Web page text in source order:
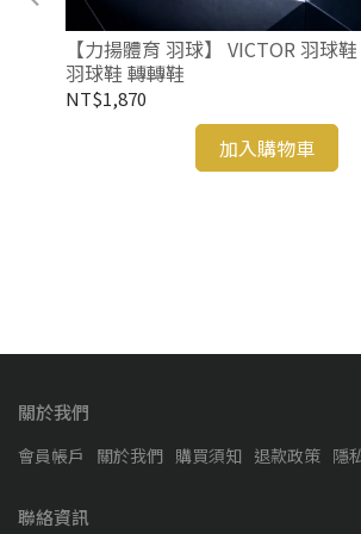
【力揚體育 羽球】 VICTOR 羽球
羽球鞋 轉轉鞋
NT$1,870
加入購物車
關於我們
會員帳戶 關於我們 購買須知 退款政策 隱
聯絡資訊